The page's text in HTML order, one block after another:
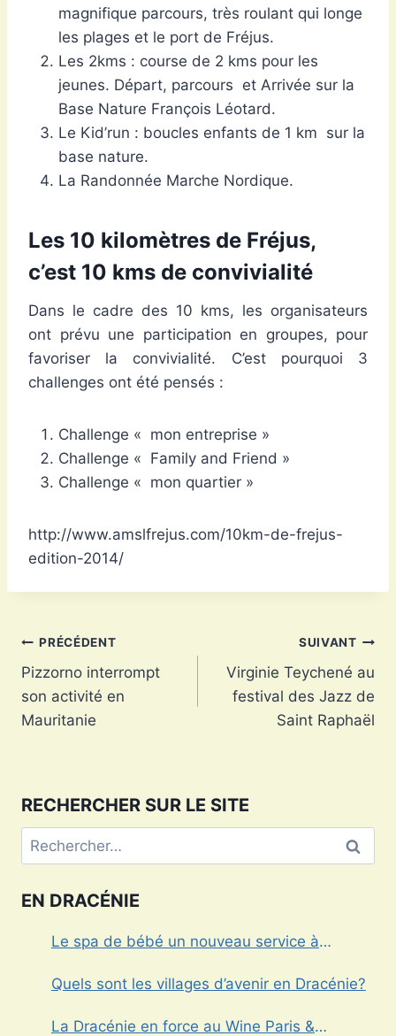
magnifique parcours, très roulant qui longe
les plages et le port de Fréjus.
Les 2kms : course de 2 kms pour les
jeunes. Départ, parcours et Arrivée sur la
Base Nature François Léotard.
Le Kid’run : boucles enfants de 1 km sur la
base nature.
La Randonnée Marche Nordique.
Les 10 kilomètres de Fréjus,
c’est 10 kms de convivialité
Dans le cadre des 10 kms, les organisateurs
ont prévu une participation en groupes, pour
favoriser la convivialité. C’est pourquoi 3
challenges ont été pensés :
Challenge « mon entreprise »
Challenge « Family and Friend »
Challenge « mon quartier »
http://www.amslfrejus.com/10km-de-frejus-
edition-2014/
Navigation
de
l’article
PRÉCÉDENT
Pizzorno interrompt
son activité en
Mauritanie
SUIVANT
Virginie Teychené au
festival des Jazz de
Saint Raphaël
RECHERCHER SUR LE SITE
Rechercher :
EN DRACÉNIE
Le spa de bébé un nouveau service à
Quels sont les villages d’avenir en Dracénie?
La Dracénie en force au Wine Paris &